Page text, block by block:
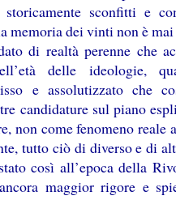
sconfitti e
memoria dei vinti non è
di realtà perenne che
delle ideologie,
e assolutizzato che
candidature sul piano
non come fenomeno reale
tutto ciò di diverso e di
così all’epoca della
maggior rigore e